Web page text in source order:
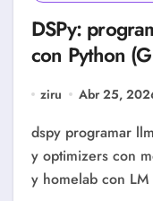
DSPy:
con Python
ziru Abr 25,
dspy programar llms pipelines: signatures, módulos
y optimizers con
y homelab con